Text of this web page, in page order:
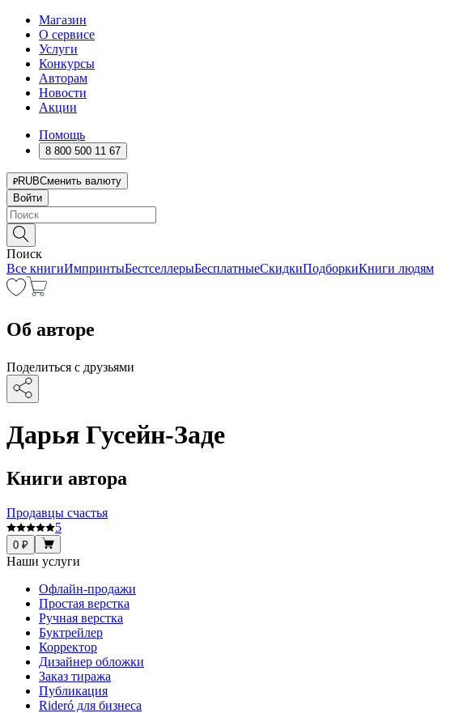
Магазин
О сервисе
Услуги
Конкурсы
Авторам
Новости
Акции
Помощь
8 800 500 11 67
RUBСменить валюту
Войти
Поиск
Все книгиИмпринтыБестселлерыБесплатныеСкидкиПодборкиКниги людям
Об авторе
Поделиться с друзьями
Дарья Гусейн-Заде
Книги автора
Продавцы счастья
5
0 ₽
Наши услуги
Офлайн-продажи
Простая верстка
Ручная верстка
Буктрейлер
Корректор
Дизайнер обложки
Заказ тиража
Публикация
Rideró для бизнеса